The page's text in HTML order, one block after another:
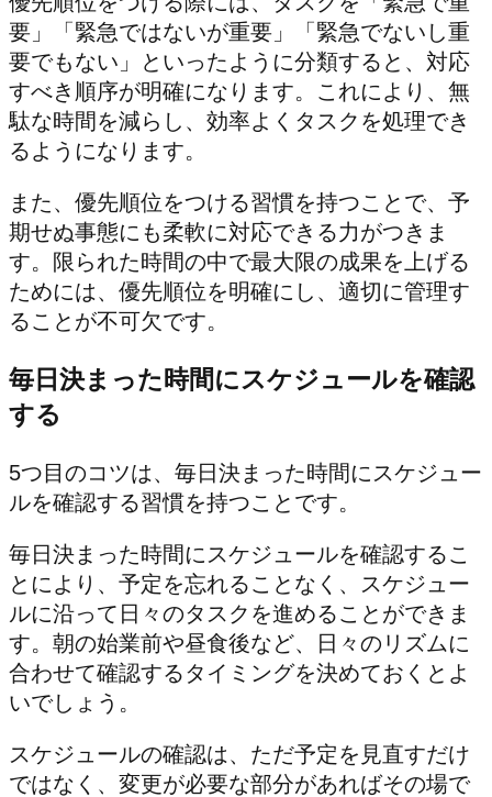
要」「緊急ではないが重要」「緊急でないし重
要でもない」といったように分類すると、対応
すべき順序が明確になります。これにより、無
駄な時間を減らし、効率よくタスクを処理でき
るようになります。
また、優先順位をつける習慣を持つことで、予
期せぬ事態にも柔軟に対応できる力がつきま
す。限られた時間の中で最大限の成果を上げる
ためには、優先順位を明確にし、適切に管理す
ることが不可欠です。
毎日決まった時間にスケジュールを確認
する
5つ目のコツは、毎日決まった時間にスケジュー
ルを確認する習慣を持つことです。
毎日決まった時間にスケジュールを確認するこ
とにより、予定を忘れることなく、スケジュー
ルに沿って日々のタスクを進めることができま
す。朝の始業前や昼食後など、日々のリズムに
合わせて確認するタイミングを決めておくとよ
いでしょう。
スケジュールの確認は、ただ予定を見直すだけ
ではなく、変更が必要な部分があればその場で